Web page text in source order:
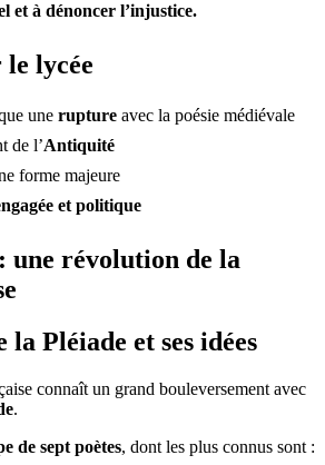
et à dénoncer l’injustice.
lycée
une rupture avec la poésie médiévale
de l’Antiquité
forme majeure
et politique
une révolution de la
la Pléiade et ses idées
connaît un grand bouleversement avec
.
de sept poètes, dont les plus connus sont :